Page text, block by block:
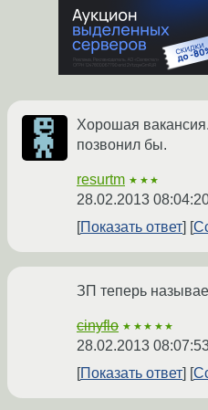
Хорошая
позвонил бы.
resurtm ★★★
28.02.2013
Показать ответ
ЗП теперь
cinyflo ★★★★★
28.02.2013
Показать ответ